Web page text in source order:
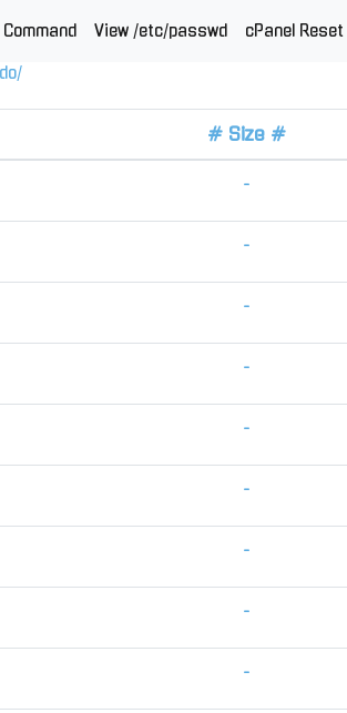
Command View /etc/passwd cPanel
/
# Size #
-
-
-
-
-
-
-
-
-